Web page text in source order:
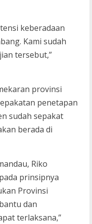
keberadaan
Kami sudah
tersebut,”
provinsi
penetapan
sudah sepakat
berada di
Riko
prinsipnya
Provinsi
dan
terlaksana,”